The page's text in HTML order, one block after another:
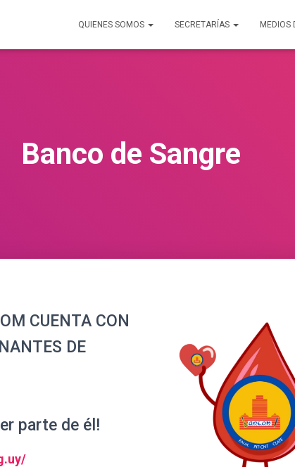
QUIENES SOMOS SECRETARÍAS MEDIOS
Banco de Sangre
CUENTA CON
DE
parte de él!